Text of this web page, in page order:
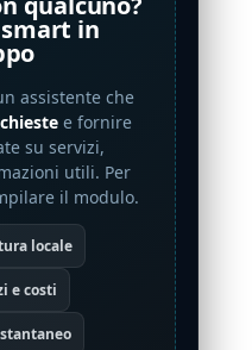
in
assistente che
e fornire
su servizi,
utili. Per
il modulo.
locale
e costi